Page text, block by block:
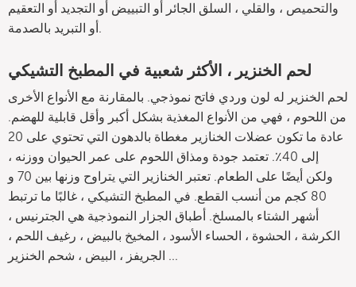
والتحميص ، والقلي ، السلق الجائر أو التبييض أو التجديد أو التعقيم
أو التبريد بالصدمة.
لحم الخنزير ، الأكثر شعبية في المطبخ التشيكي
لحم الخنزير له لون وردي فاتح نموذجي. بالمقارنة مع الأنواع الأخرى
من اللحوم ، فهي من الأنواع المغذية بشكل أكبر وأقل قابلية للهضم.
عادة ما تكون عضلات الخنازير مغطاة بالدهون التي تحتوي على 20
إلى 40٪. تعتمد جودة ومذاق اللحوم على عمر الحيوان ووزنه ،
ولكن أيضًا على الطعام. تعتبر الخنازير التي يتراوح وزنها بين 70 و
80 كجم من أنسب القطع. في المطبخ التشيكي ، غالبًا ما ترتبط
أشهر الشتاء بالمسلخ. أطباق الجزار النموذجية هي الجترنيس ،
الكرشة ، الحشوة ، الحساء الأسود ، المخيخ بالبيض ، رغيف اللحم ،
الجريفز ، البيض ، شحم الخنزير ...